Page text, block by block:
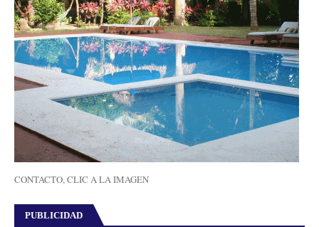
CONTACTO, CLIC A LA IMAGEN
PUBLICIDAD